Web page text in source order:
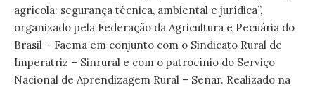
agrícola: segurança técnica, ambiental e jurídica”,
organizado pela Federação da Agricultura e Pecuária do
Brasil – Faema em conjunto com o Sindicato Rural de
Imperatriz – Sinrural e com o patrocínio do Serviço
Nacional de Aprendizagem Rural – Senar. Realizado na